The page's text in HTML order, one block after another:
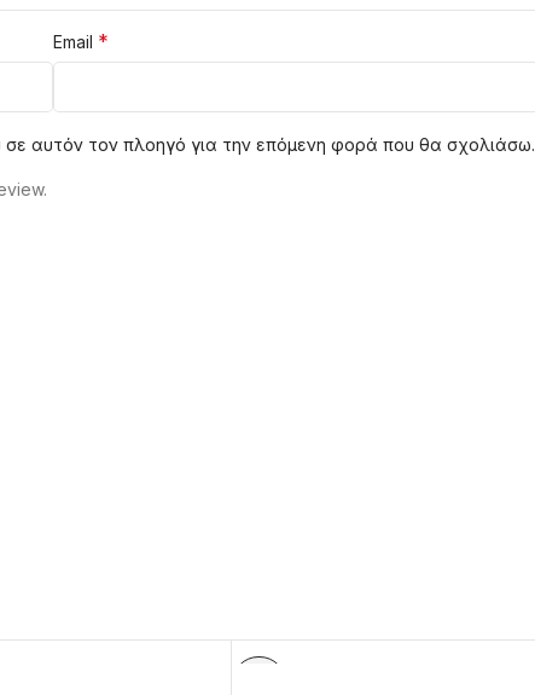
Email *
σε αυτόν τον πλοηγό για την επόμενη φορά που θα σχολιάσω.